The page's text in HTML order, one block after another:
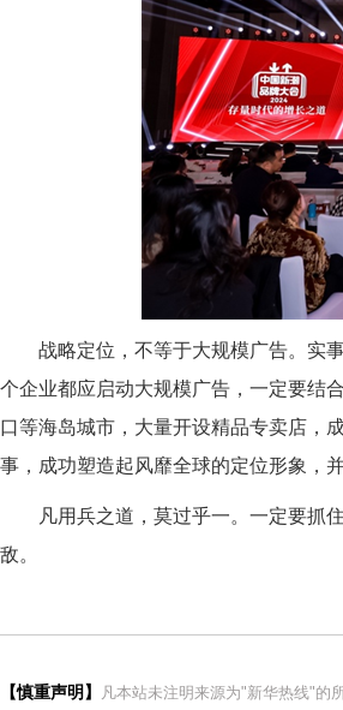
战略定位 ， 不等于大规模广告。 实
个企业都应启动大规模广告，一定要结
口等海岛城市，大量开设精品专卖店，
事，成功塑造起风靡全球的定位形象，
凡用兵之道，莫过乎一。一定要抓
敌。
【慎重声明】
凡本站未注明来源为"新华热线"的